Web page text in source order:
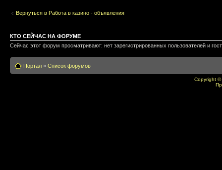
Вернуться в Работа в казино - объявления
КТО СЕЙЧАС НА ФОРУМЕ
Сейчас этот форум просматривают: нет зарегистрированных пользователей и
Портал » Список форумов
Copyright